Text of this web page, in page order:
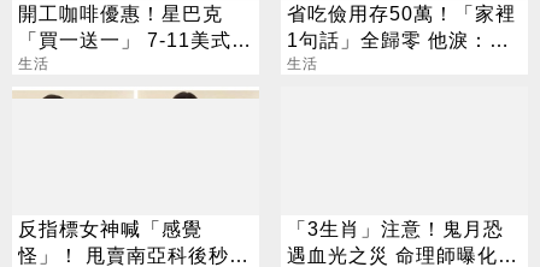
開工咖啡優惠！星巴克
「買一送一」 7-11美式買
7送7
生活
省吃儉用存50萬！「家裡
1句話」全歸零 他淚：窮
人小孩活著好難
生活
反指標女神喊「感覺
怪」！ 甩賣南亞科後秒翻
「3生肖」注意！鬼月恐
遇血光之災 命理師曝化解